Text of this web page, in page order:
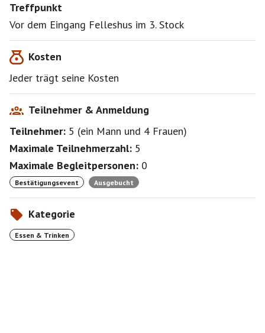
Treffpunkt
Vor dem Eingang Felleshus im 3. Stock
Kosten
Jeder trägt seine Kosten
Teilnehmer & Anmeldung
Teilnehmer: 5 (ein Mann und 4 Frauen)
Maximale Teilnehmerzahl: 5
Maximale Begleitpersonen: 0
Bestätigungsevent Ausgebucht
Kategorie
Essen & Trinken